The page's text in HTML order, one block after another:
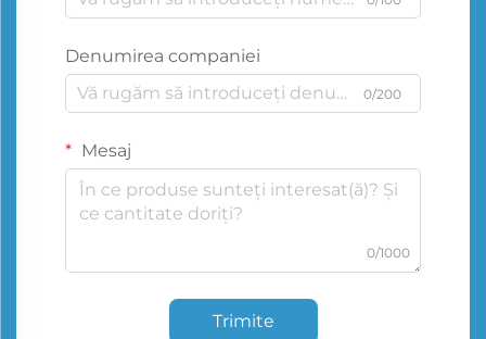
Denumirea companiei
0/200
Mesaj
0/1000
Trimite